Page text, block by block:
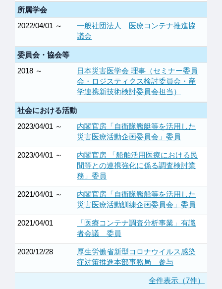
所属学会
2022/04/01 ～
一般社団法人 医療コンテナ推進協
議会
委員会・協会等
2018 ～
日本災害医学会 理事（セミナー委員
会・ロジスティクス検討委員会・産
学連携新技術検討委員会担当）
社会における活動
2023/04/01 ～
内閣官房「自衛隊艦艇等を活用した
災害医療活動企画委員会」委員
2023/04/01 ～
内閣官房 「船舶活用医療における民
間等との連携強化に係る調査検討業
務」委員
2021/04/01 ～
内閣官房「自衛隊艦船等を活用した
災害医療活動訓練企画委員会」委員
2021/04/01
「医療コンテナ調査分析事業」有識
者会議 委員
2020/12/28
厚生労働省新型コロナウイルス感染
症対策推進本部事務局 参与
全件表示（7件）